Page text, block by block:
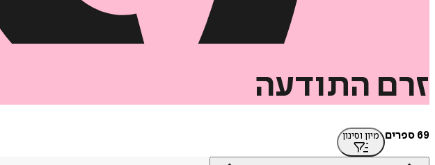
זרם התודעה
69 ספרים מיון וסינון